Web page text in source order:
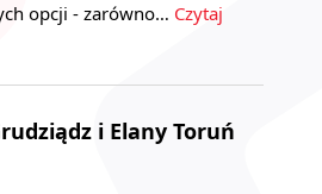
opcji - zarówno… Czytaj
i Elany Toruń